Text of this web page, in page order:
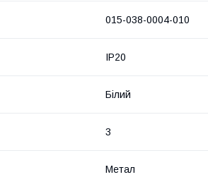
015-038-0004-010
IP20
Білий
3
Метал